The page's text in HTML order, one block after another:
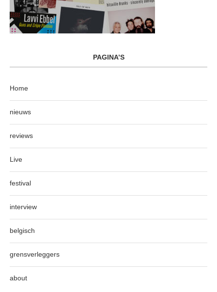
PAGINA’S
Home
nieuws
reviews
Live
festival
interview
belgisch
grensverleggers
about